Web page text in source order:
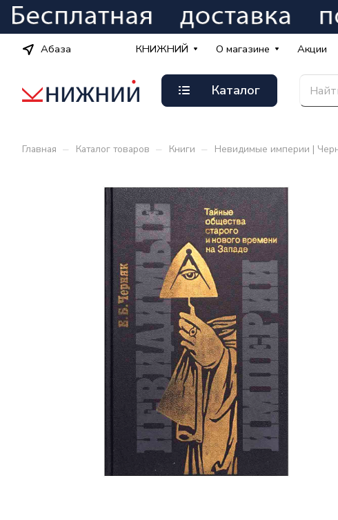
Абаза КНИЖНИЙ О магазине Акции
Каталог
Главная – Каталог товаров – Книги – Невидимые империи |